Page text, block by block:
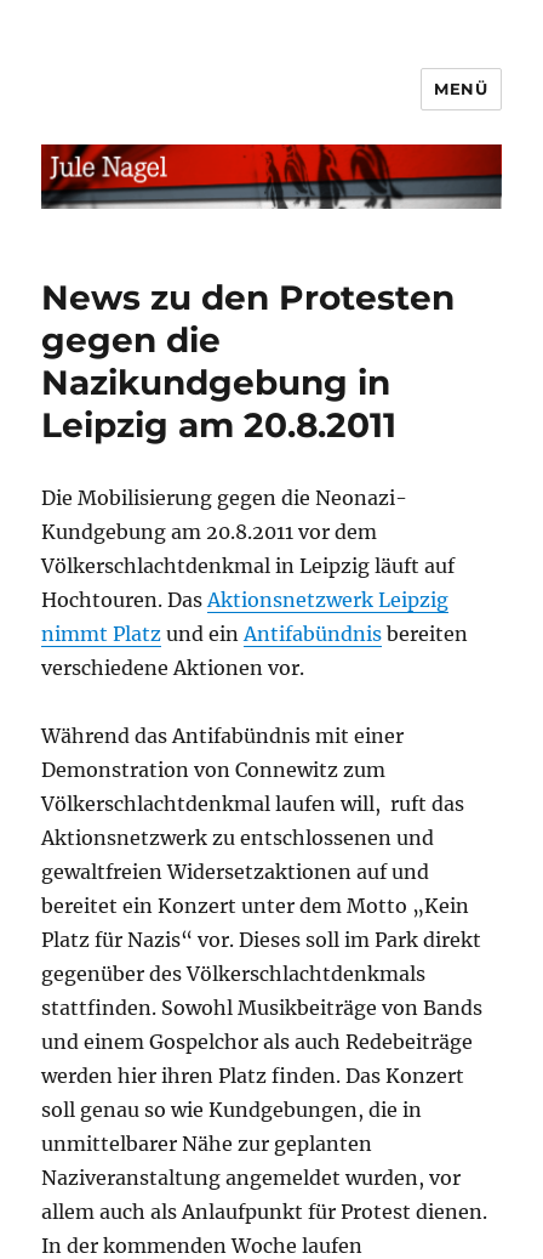
MENÜ
News zu den Protesten
gegen die
Nazikundgebung in
Leipzig am 20.8.2011
Die Mobilisierung gegen die Neonazi-
Kundgebung am 20.8.2011 vor dem
Völkerschlachtdenkmal in Leipzig läuft auf
Hochtouren. Das Aktionsnetzwerk Leipzig
nimmt Platz und ein Antifabündnis bereiten
verschiedene Aktionen vor.
Während das Antifabündnis mit einer
Demonstration von Connewitz zum
Völkerschlachtdenkmal laufen will, ruft das
Aktionsnetzwerk zu entschlossenen und
gewaltfreien Widersetzaktionen auf und
bereitet ein Konzert unter dem Motto „Kein
Platz für Nazis“ vor. Dieses soll im Park direkt
gegenüber des Völkerschlachtdenkmals
stattfinden. Sowohl Musikbeiträge von Bands
und einem Gospelchor als auch Redebeiträge
werden hier ihren Platz finden. Das Konzert
soll genau so wie Kundgebungen, die in
unmittelbarer Nähe zur geplanten
Naziveranstaltung angemeldet wurden, vor
allem auch als Anlaufpunkt für Protest dienen.
In der kommenden Woche laufen